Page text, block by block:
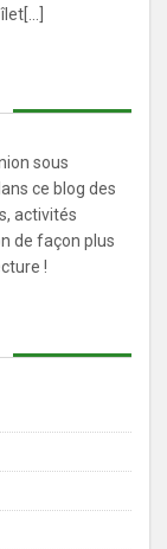
sous
ce blog des
activités
de façon plus
!